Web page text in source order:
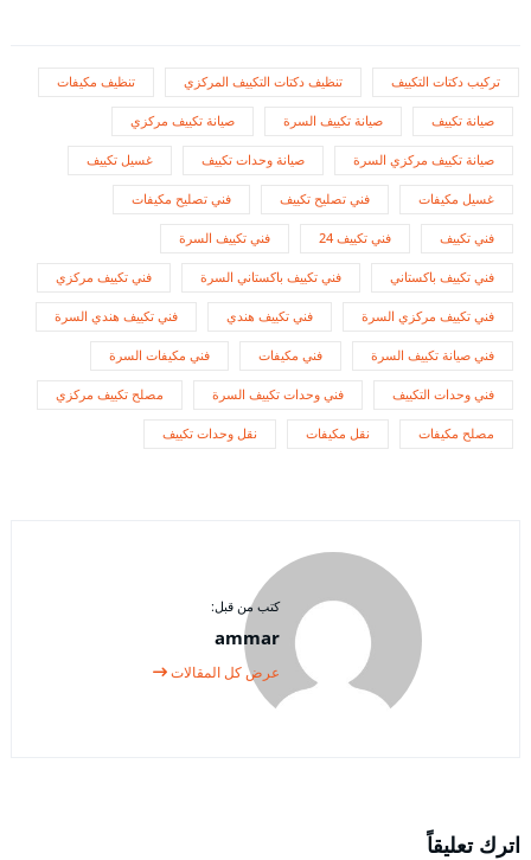
تركيب دكتات التكييف تنظيف دكتات التكييف المركزي تنظيف مكيفات
صيانة تكييف صيانة تكييف السرة صيانة تكييف مركزي
صيانة تكييف مركزي السرة صيانة وحدات تكييف غسيل تكييف
غسيل مكيفات فني تصليح تكييف فني تصليح مكيفات
فني تكييف فني تكييف 24 فني تكييف السرة
فني تكييف باكستاني فني تكييف باكستاني السرة فني تكييف مركزي
فني تكييف مركزي السرة فني تكييف هندي فني تكييف هندي السرة
فني صيانة تكييف السرة فني مكيفات فني مكيفات السرة
فني وحدات التكييف فني وحدات تكييف السرة مصلح تكييف مركزي
مصلح مكيفات نقل مكيفات نقل وحدات تكييف
كتب من قبل:
ammar
عرض كل المقالات
اترك تعليقاً